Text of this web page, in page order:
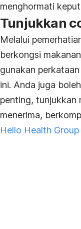
menghormati
Tunjukkan
Melalui
berkongsi
gunakan
ini. Anda juga
penting, tunjukkan
menerima,
Hello Health Group